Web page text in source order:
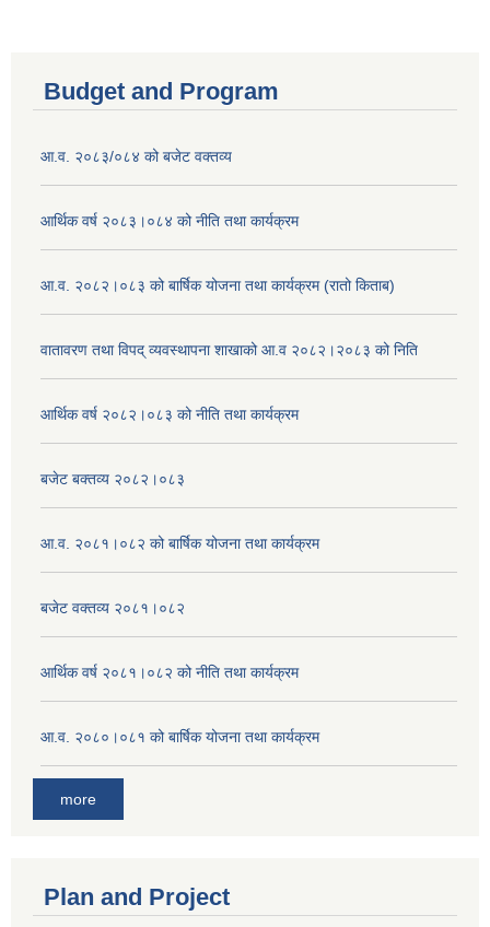
Budget and Program
आ.व. २०८३/०८४ को बजेट वक्तव्य
आर्थिक वर्ष २०८३।०८४ को नीति तथा कार्यक्रम
आ.व. २०८२।०८३ को बार्षिक योजना तथा कार्यक्रम (रातो किताब)
वातावरण तथा विपद् व्यवस्थापना शाखाको आ.व २०८२।२०८३ को निति
आर्थिक वर्ष २०८२।०८३ को नीति तथा कार्यक्रम
बजेट बक्तव्य २०८२।०८३
आ.व. २०८१।०८२ को बार्षिक योजना तथा कार्यक्रम
बजेट वक्तव्य २०८१।०८२
आर्थिक वर्ष २०८१।०८२ को नीति तथा कार्यक्रम
आ.व. २०८०।०८१ को बार्षिक योजना तथा कार्यक्रम
more
Plan and Project